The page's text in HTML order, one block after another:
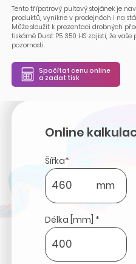
Tento třípatrový pultový stojánek je
produktů, vynikne v prodejnách i na
Může sloužit k prezentaci drobných
tiskárně Durst P5 350 HS zajistí, že
pozornosti.
Spočítat cenu online
a zadat tisk
Online
Šířka*
mm
Délka [mm] *